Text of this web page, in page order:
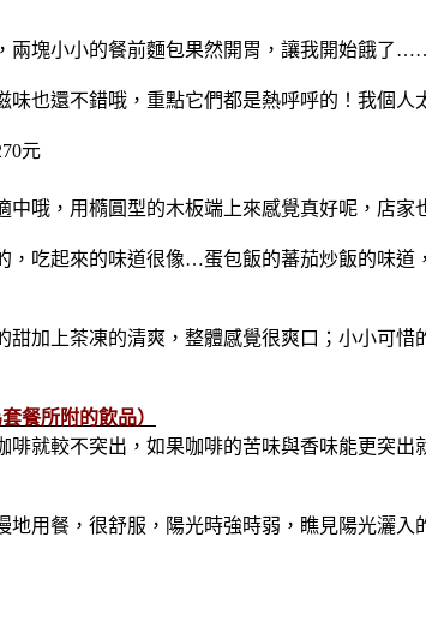
兩塊小小的餐前麵包果然開胃，讓我開始餓了
味也還不錯哦，重點它們都是熱呼呼的！我個人
中哦，用橢圓型的木板端上來感覺真好呢，店家
，吃起來的味道很像…蛋包飯的蕃茄炒飯的味道
甜加上茶凍的清爽，整體感覺很爽口；小小可惜
餐所附的飲品）
啡就較不突出，如果咖啡的苦味與香味能更突出
地用餐，很舒服，陽光時強時弱，瞧見陽光灑